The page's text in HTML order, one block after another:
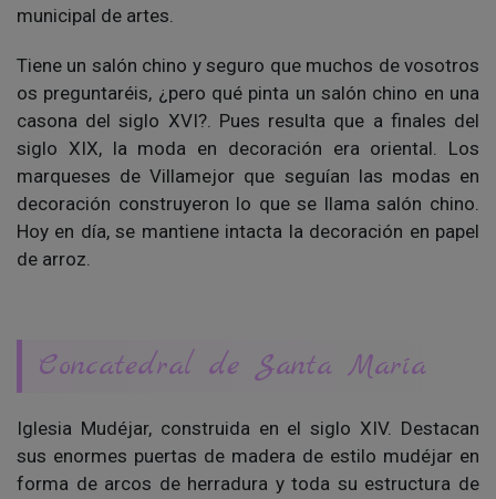
municipal de artes.
Tiene un salón chino y seguro que muchos de vosotros
os preguntaréis, ¿pero qué pinta un salón chino en una
casona del siglo XVI?. Pues resulta que a finales del
siglo XIX, la moda en decoración era oriental. Los
marqueses de Villamejor que seguían las modas en
decoración construyeron lo que se llama salón chino.
Hoy en día, se mantiene intacta la decoración en papel
de arroz.
Concatedral de Santa María
Iglesia Mudéjar, construida en el siglo XIV. Destacan
sus enormes puertas de madera de estilo mudéjar en
forma de arcos de herradura y toda su estructura de